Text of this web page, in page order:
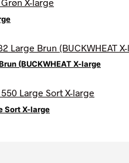
(BUCKWHEAT X-large
Sort X-large